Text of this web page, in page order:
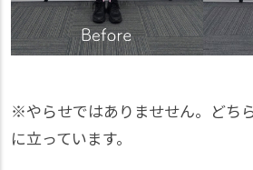
※やらせではありませせん。どち
に立っています。